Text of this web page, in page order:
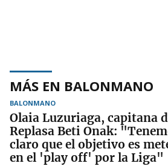
MÁS EN BALONMANO
BALONMANO
Olaia Luzuriaga, capitana
Replasa Beti Onak:
claro que el objetivo es
en el 'play off' por la Liga"